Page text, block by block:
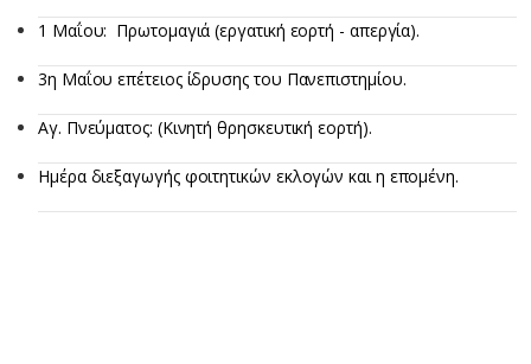
1 Μαΐου: Πρωτομαγιά (εργατική εορτή - απεργία).
3η Μαΐου επέτειος ίδρυσης του Πανεπιστημίου.
Αγ. Πνεύματος: (Κινητή θρησκευτική εορτή).
Ημέρα διεξαγωγής φοιτητικών εκλογών και η επομένη.